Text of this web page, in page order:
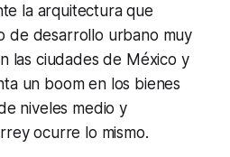
la arquitectura que
de desarrollo urbano muy
las ciudades de México y
un boom en los bienes
niveles medio y
ocurre lo mismo.